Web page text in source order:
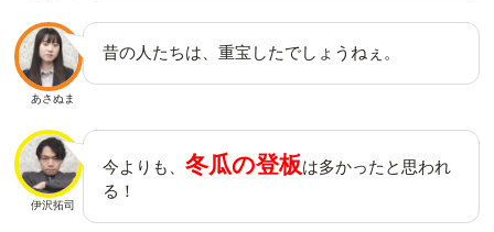
あさぬま
昔の人たちは、重宝したでしょうねぇ。
伊沢拓司
今よりも、冬瓜の登板は多かったと思われ
る！